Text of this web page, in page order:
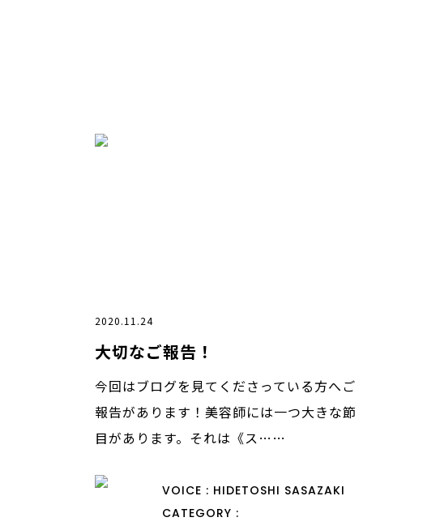
2020.11.24
大切なご報告！
今回はブログを見てくださっている方へご
報告があります！美容師には一つ大きな節
目があります。それは《ス……
VOICE : HIDETOSHI SASAZAKI
CATEGORY :